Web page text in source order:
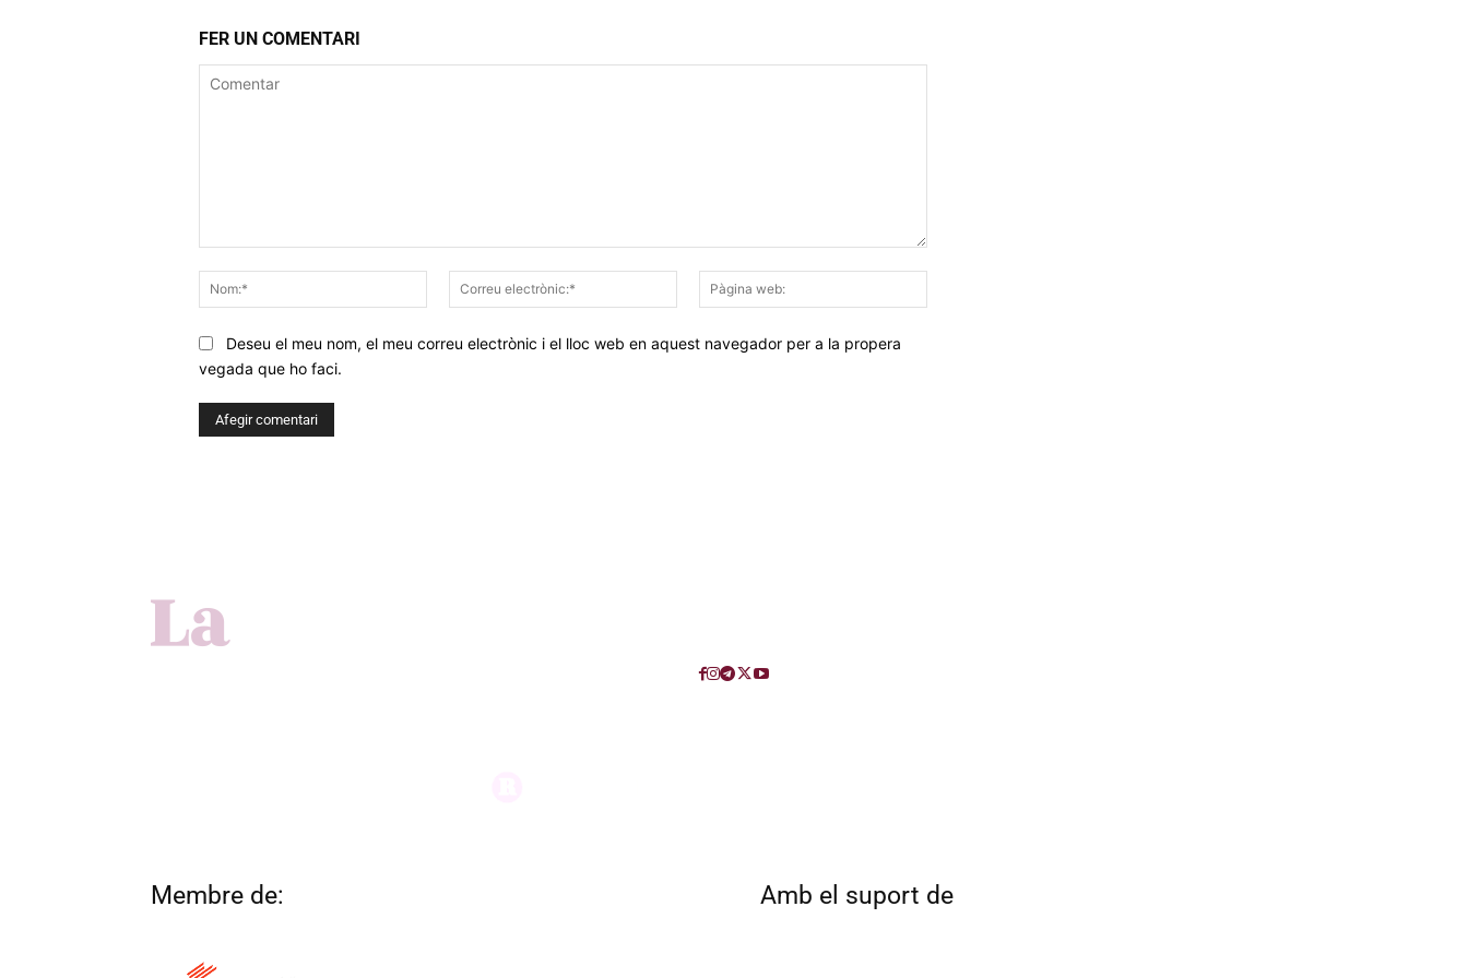
FER UN COMENTARI
Nom:*
Correu
electrònic:*
web:
Deseu el meu nom, el meu correu electrònic i el lloc web en aquest navegador per a la propera
vegada que ho faci.
Membre de: Amb el suport de